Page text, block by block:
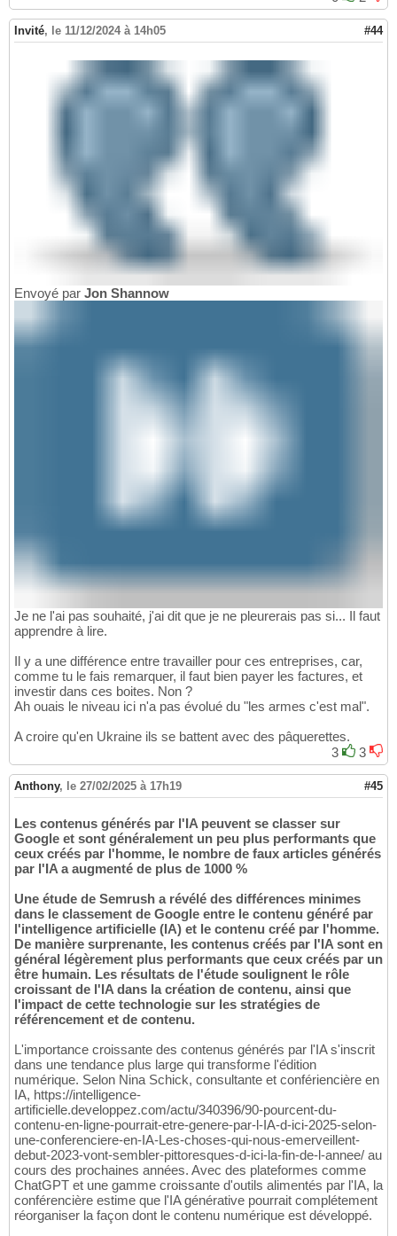
Invité, le 11/12/2024 à 14h05 #44
Envoyé par Jon Shannow
Je ne l'ai pas souhaité, j'ai dit que je ne pleurerais pas si... Il faut
apprendre à lire.
Il y a une différence entre travailler pour ces entreprises, car,
comme tu le fais remarquer, il faut bien payer les factures, et
investir dans ces boites. Non ?
Ah ouais le niveau ici n'a pas évolué du "les armes c'est mal".
A croire qu'en Ukraine ils se battent avec des pâquerettes.
3
3
Anthony, le 27/02/2025 à 17h19 #45
Les contenus générés par l'IA peuvent se classer sur
Google et sont généralement un peu plus performants que
ceux créés par l'homme, le nombre de faux articles générés
par l'IA a augmenté de plus de 1000 %
Une étude de Semrush a révélé des différences minimes
dans le classement de Google entre le contenu généré par
l'intelligence artificielle (IA) et le contenu créé par l'homme.
De manière surprenante, les contenus créés par l'IA sont en
général légèrement plus performants que ceux créés par un
être humain. Les résultats de l'étude soulignent le rôle
croissant de l'IA dans la création de contenu, ainsi que
l'impact de cette technologie sur les stratégies de
référencement et de contenu.
L'importance croissante des contenus générés par l'IA s'inscrit
dans une tendance plus large qui transforme l'édition
numérique. Selon Nina Schick, consultante et confériencière en
IA, https://intelligence-
artificielle.developpez.com/actu/340396/90-pourcent-du-
contenu-en-ligne-pourrait-etre-genere-par-l-IA-d-ici-2025-selon-
une-conferenciere-en-IA-Les-choses-qui-nous-emerveillent-
debut-2023-vont-sembler-pittoresques-d-ici-la-fin-de-l-annee/ au
cours des prochaines années. Avec des plateformes comme
ChatGPT et une gamme croissante d'outils alimentés par l'IA, la
conférencière estime que l'IA générative pourrait complétement
réorganiser la façon dont le contenu numérique est développé.